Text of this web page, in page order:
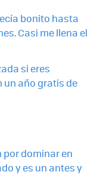
bonito hasta
Casi me llena el
si eres
un año gratis de
por dominar en
y es un antes y